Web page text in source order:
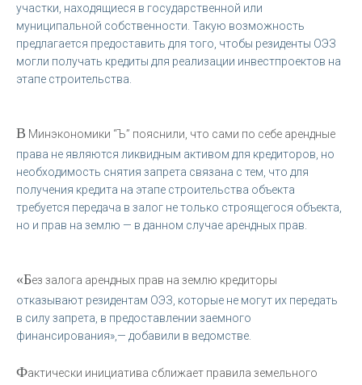
участки, находящиеся в государственной или
муниципальной собственности. Такую возможность
предлагается предоставить для того, чтобы резиденты ОЭЗ
могли получать кредиты для реализации инвестпроектов на
этапе строительства.
В Минэкономики “Ъ” пояснили, что сами по себе арендные
права не являются ликвидным активом для кредиторов, но
необходимость снятия запрета связана с тем, что для
получения кредита на этапе строительства объекта
требуется передача в залог не только строящегося объекта,
но и прав на землю — в данном случае арендных прав.
«Без залога арендных прав на землю кредиторы
отказывают резидентам ОЭЗ, которые не могут их передать
в силу запрета, в предоставлении заемного
финансирования»,— добавили в ведомстве.
Фактически инициатива сближает правила земельного